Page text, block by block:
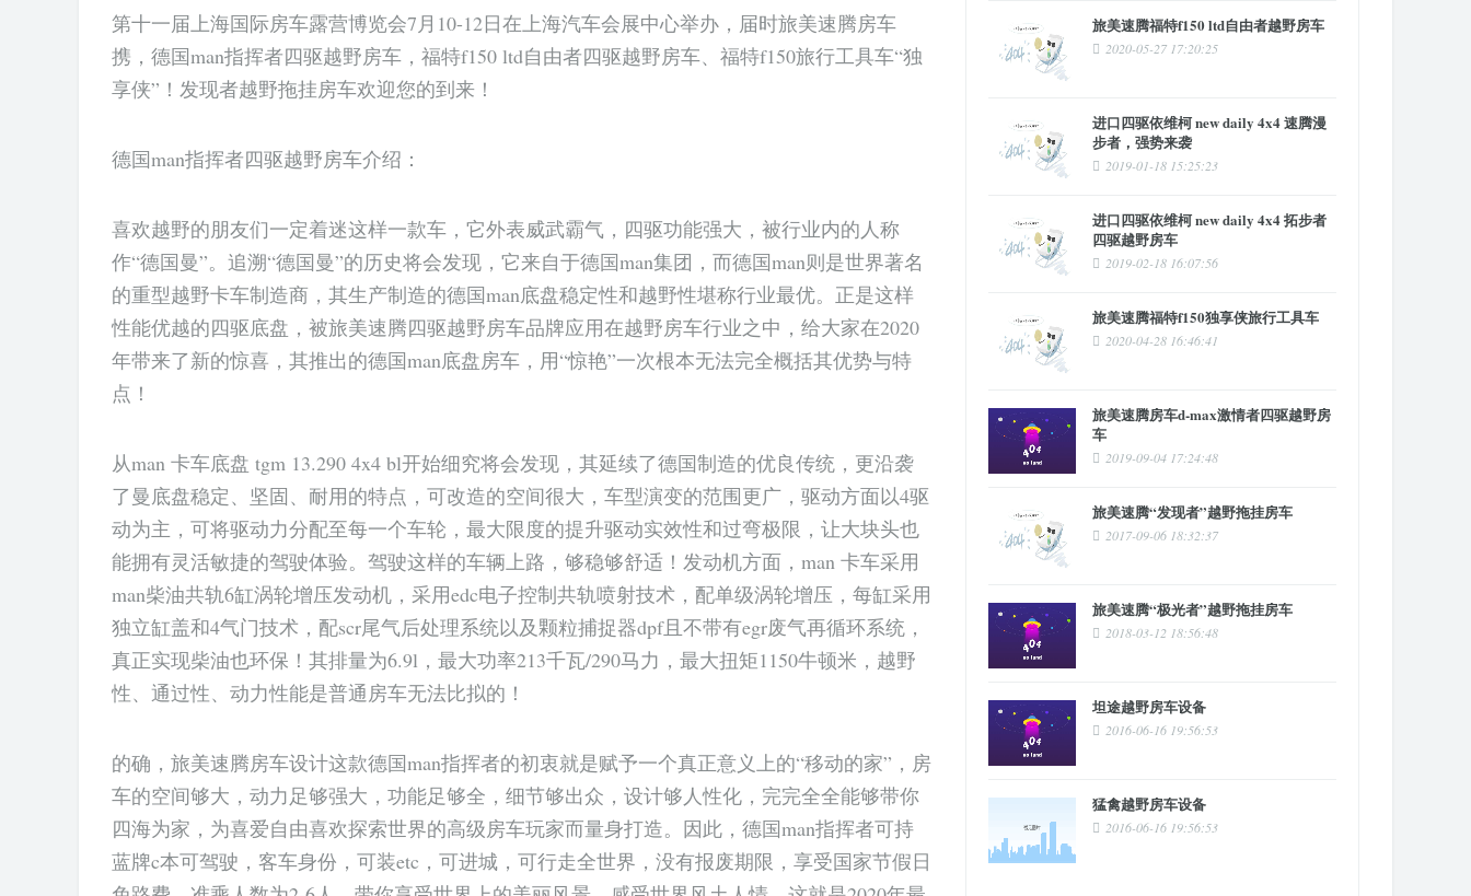
第十一届上海国际房车露营博览会7月10-12日在上海汽车会展中心举办，届时旅美速腾房车
携，德国man指挥者四驱越野房车，福特f150 ltd自由者四驱越野房车、福特f150旅行工具车“独
享侠”！发现者越野拖挂房车欢迎您的到来！
德国man指挥者四驱越野房车介绍：
喜欢越野的朋友们一定着迷这样一款车，它外表威武霸气，四驱功能强大，被行业内的人称
作“德国曼”。追溯“德国曼”的历史将会发现，它来自于德国man集团，而德国man则是世界著名
的重型越野卡车制造商，其生产制造的德国man底盘稳定性和越野性堪称行业最优。正是这样
性能优越的四驱底盘，被旅美速腾四驱越野房车品牌应用在越野房车行业之中，给大家在2020
年带来了新的惊喜，其推出的德国man底盘房车，用“惊艳”一次根本无法完全概括其优势与特
点！
从man 卡车底盘 tgm 13.290 4x4 bl开始细究将会发现，其延续了德国制造的优良传统，更沿袭
了曼底盘稳定、坚固、耐用的特点，可改造的空间很大，车型演变的范围更广，驱动方面以4驱
动为主，可将驱动力分配至每一个车轮，最大限度的提升驱动实效性和过弯极限，让大块头也
能拥有灵活敏捷的驾驶体验。驾驶这样的车辆上路，够稳够舒适！发动机方面，man 卡车采用
man柴油共轨6缸涡轮增压发动机，采用edc电子控制共轨喷射技术，配单级涡轮增压，每缸采用
独立缸盖和4气门技术，配scr尾气后处理系统以及颗粒捕捉器dpf且不带有egr废气再循环系统，
真正实现柴油也环保！其排量为6.9l，最大功率213千瓦/290马力，最大扭矩1150牛顿米，越野
性、通过性、动力性能是普通房车无法比拟的！
的确，旅美速腾房车设计这款德国man指挥者的初衷就是赋予一个真正意义上的“移动的家”，房
车的空间够大，动力足够强大，功能足够全，细节够出众，设计够人性化，完完全全能够带你
四海为家，为喜爱自由喜欢探索世界的高级房车玩家而量身打造。因此，德国man指挥者可持
蓝牌c本可驾驶，客车身份，可装etc，可进城，可行走全世界，没有报废期限，享受国家节假日
旅美速腾福特f150 ltd自由者越野房车
2020-05-27 17:20:25
进口四驱依维柯 new daily 4x4 速腾漫
步者，强势来袭
2019-01-18 15:25:23
进口四驱依维柯 new daily 4x4 拓步者
四驱越野房车
2019-02-18 16:07:56
旅美速腾福特f150独享侠旅行工具车
2020-04-28 16:46:41
旅美速腾房车d-max激情者四驱越野房
车
2019-09-04 17:24:48
旅美速腾“发现者”越野拖挂房车
2017-09-06 18:32:37
旅美速腾“极光者”越野拖挂房车
2018-03-12 18:56:48
坦途越野房车设备
2016-06-16 19:56:53
猛禽越野房车设备
2016-06-16 19:56:53